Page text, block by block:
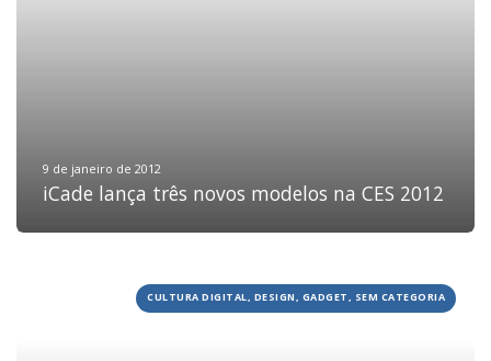
9 de janeiro de 2012
iCade lança três novos modelos na CES 2012
CULTURA DIGITAL, DESIGN, GADGET, SEM CATEGORIA